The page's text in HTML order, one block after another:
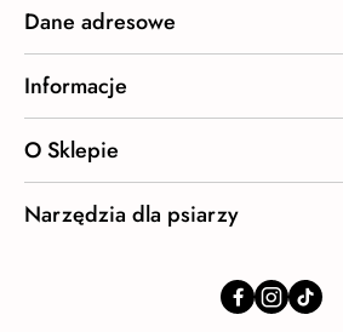
Dane adresowe
Informacje
O Sklepie
Narzędzia dla psiarzy